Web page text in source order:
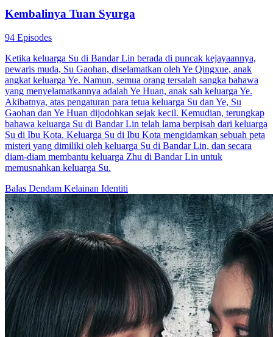
Kembalinya Tuan Syurga
94 Episodes
Ketika keluarga Su di Bandar Lin berada di puncak kejayaannya,
pewaris muda, Su Gaohan, diselamatkan oleh Ye Qingxue, anak
angkat keluarga Ye. Namun, semua orang tersalah sangka bahawa
yang menyelamatkannya adalah Ye Huan, anak sah keluarga Ye.
Akibatnya, atas pengaturan para tetua keluarga Su dan Ye, Su
Gaohan dan Ye Huan dijodohkan sejak kecil. Kemudian, terungkap
bahawa keluarga Su di Bandar Lin telah lama berpisah dari keluarga
Su di Ibu Kota. Keluarga Su di Ibu Kota mengidamkan sebuah peta
misteri yang dimiliki oleh keluarga Su di Bandar Lin, dan secara
diam-diam membantu keluarga Zhu di Bandar Lin untuk
memusnahkan keluarga Su.
Balas Dendam Kelainan Identiti